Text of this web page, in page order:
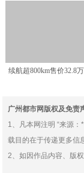
续航超800km售价32.8
广州都市网版权及免责
1、凡本网注明 “来源
载目的在于传递更多信
2、如因作品内容、版